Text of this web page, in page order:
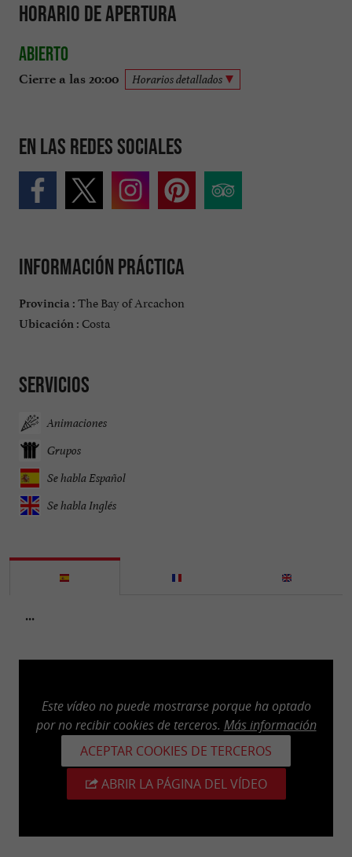
Horario de apertura
Abierto
Cierre a las 20:00 Horarios detallados
En las redes sociales
Información práctica
Provincia : The Bay of Arcachon
Ubicación : Costa
Servicios
Animaciones
Grupos
Se habla Español
Se habla Inglés
...
Este vídeo no puede mostrarse porque ha optado
por no recibir cookies de terceros. Más información
ACEPTAR COOKIES DE TERCEROS
ABRIR LA PÁGINA DEL VÍDEO